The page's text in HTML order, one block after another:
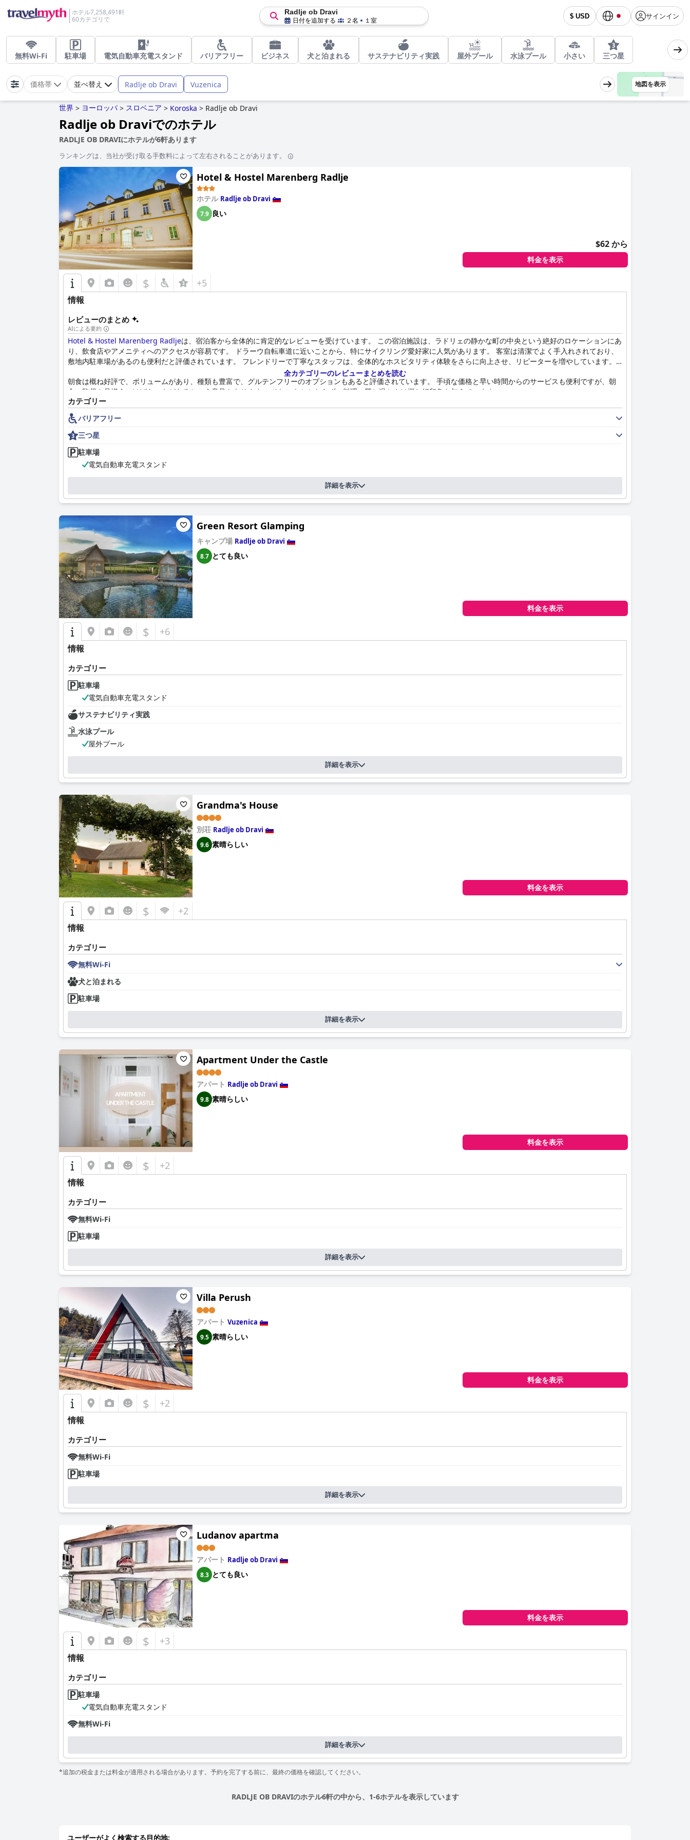
ホテル7,258,491軒
60カテゴリで
$ USD サインイン
Radlje ob Dravi
日付を追加する ２名 １室
無料Wi-Fi 駐車場 電気自動車充電スタンド バリアフリー ビジネス 犬と泊まれる サステナビリティ実践 屋外プール 水泳プール 小さい 三つ星
価格帯 並べ替え Radlje ob Dravi Vuzenica 地図を表示
世界 > ヨーロッパ > スロベニア > Koroska > Radlje ob Dravi
Radlje ob Draviでのホテル
RADLJE OB DRAVIにホテルが6軒あります
ランキングは、当社が受け取る手数料によって左右されることがあります。
Hotel & Hostel Marenberg Radlje
ホテル Radlje ob Dravi
7.9 良い
$62 から
料金を表示
$ +5
情報
レビューのまとめ
AIによる要約
Hotel & Hostel Marenberg Radljeは、宿泊客から全体的に肯定的なレビューを受けています。 この宿泊施設は、ラドリェの静かな町の中央という絶好のロケーションにあ
り、飲食店やアメニティへのアクセスが容易です。 ドラーウ自転車道に近いことから、特にサイクリング愛好家に人気があります。 客室は清潔でよく手入れされており、
敷地内駐車場があるのも便利だと評価されています。 フレンドリーで丁寧なスタッフは、全体的なホスピタリティ体験をさらに向上させ、リピーターを増やしています。
朝食は概ね好評で、ボリュームがあり、種類も豊富で、グルテンフリーのオプションもあると評価されています。 手頃な価格と早い時間からのサービスも便利ですが、朝
食の監督や品揃えにはばらつきがあるという意見もあります。 それにもかかわらず、料理の質と温かさは概ね好印象を与えています。
客室は広々としていてシンプルで、ベーシックながら十分な家具が備えられており、実用性を重視しています。 清潔さは一貫して高く評価されており、客室はきちんと手
入れが行き届いており、快適で気取らない滞在に貢献しています。
ホテルの印象的な清潔さは頻繁に指摘されており、客室や寝具の清潔さが賞賛されています。 さまざまな客室で一貫した清潔さが保たれており、サービスのプロ意識と相
まって、信頼できる歓迎的な環境を作り出しています。
に人がいない場合でも、温かい雰囲気を作り出しています。 全体として、このホテルは温かく快適な体験を提供しており、旅行者にとって魅力的な選択肢となっていま
す。
全カテゴリーのレビューまとめを読む
カテゴリー
バリアフリー
三つ星
駐車場
電気自動車充電スタンド
詳細を表示
Green Resort Glamping
キャンプ場 Radlje ob Dravi
8.7 とても良い
料金を表示
$ +6
情報
カテゴリー
駐車場
電気自動車充電スタンド
サステナビリティ実践
水泳プール
屋外プール
詳細を表示
Grandma's House
別荘 Radlje ob Dravi
9.6 素晴らしい
料金を表示
$ +2
情報
カテゴリー
無料Wi-Fi
犬と泊まれる
駐車場
詳細を表示
Apartment Under the Castle
アパート Radlje ob Dravi
9.8 素晴らしい
料金を表示
$ +2
情報
カテゴリー
無料Wi-Fi
駐車場
詳細を表示
Villa Perush
アパート Vuzenica
9.5 素晴らしい
料金を表示
$ +2
情報
カテゴリー
無料Wi-Fi
駐車場
詳細を表示
Ludanov apartma
アパート Radlje ob Dravi
8.3 とても良い
料金を表示
$ +3
情報
カテゴリー
駐車場
電気自動車充電スタンド
無料Wi-Fi
詳細を表示
*追加の税金または料金が適用される場合があります。予約を完了する前に、最終の価格を確認してください。
RADLJE OB DRAVIのホテル6軒の中から、1-6ホテルを表示しています
ユーザーがよく検索する目的地: